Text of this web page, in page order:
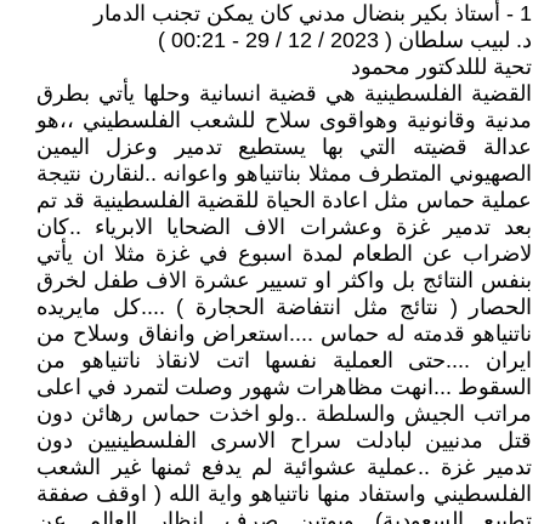
1 - أستاذ بكير بنضال مدني كان يمكن تجنب الدمار
د. لبيب سلطان ( 2023 / 12 / 29 - 00:21 )
تحية لللدكتور محمود
القضية الفلسطينية هي قضية انسانية وحلها يأتي بطرق
مدنية وقانونية وهواقوى سلاح للشعب الفلسطيني ،،هو
عدالة قضيته التي بها يستطيع تدمير وعزل اليمين
الصهيوني المتطرف ممثلا بناتنياهو واعوانه ..لنقارن نتيجة
عملية حماس مثل اعادة الحياة للقضية الفلسطينية قد تم
بعد تدمير غزة وعشرات الاف الضحايا الابرياء ..كان
لاضراب عن الطعام لمدة اسبوع في غزة مثلا ان يأتي
بنفس النتائج بل واكثر او تسيير عشرة الاف طفل لخرق
الحصار ( نتائج مثل انتفاضة الحجارة ) ....كل مايريده
ناتنياهو قدمته له حماس ....استعراض وانفاق وسلاح من
ايران ....حتى العملية نفسها اتت لانقاذ ناتنياهو من
السقوط ...انهت مظاهرات شهور وصلت لتمرد في اعلى
مراتب الجيش والسلطة ..ولو اخذت حماس رهائن دون
قتل مدنيين لبادلت سراح الاسرى الفلسطينيين دون
تدمير غزة ..عملية عشوائية لم يدفع ثمنها غير الشعب
الفلسطيني واستفاد منها ناتنياهو واية الله ( اوقف صفقة